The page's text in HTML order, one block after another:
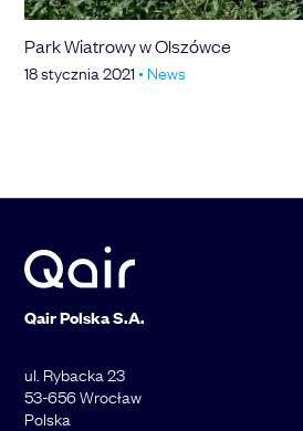
Park Wiatrowy w Olszówce
18 stycznia 2021 • News
Qair Polska S.A.
ul. Rybacka 23
53-656 Wrocław
Polska